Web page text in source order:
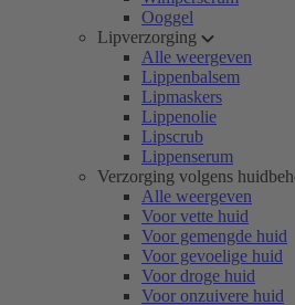
Ooggel
Lipverzorging
Alle weergeven
Lippenbalsem
Lipmaskers
Lippenolie
Lipscrub
Lippenserum
Verzorging volgens
Alle weergeven
Voor vette huid
Voor gemengde huid
Voor gevoelige huid
Voor droge huid
Voor onzuivere huid